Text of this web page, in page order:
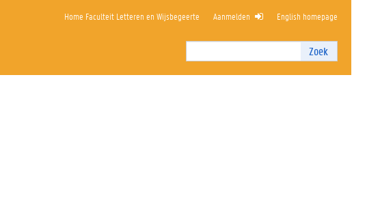
Zoek
Zoek
Home Faculteit Letteren en Wijsbegeerte Aanmelden English homepage